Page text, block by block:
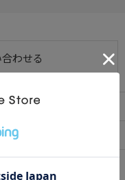
わせる
交換について
物ガイド